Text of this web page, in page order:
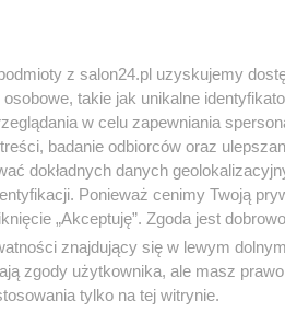
ją zobaczyć w
z salon24.pl uzyskujemy
takie jak unikalne
w celu zapewniania
badanie odbiorców oraz
dokładnych danych
Ponieważ cenimy Twoją
„Akceptuję”. Zgoda jest
znajdujący się w lewym
zgody użytkownika, ale masz
tylko na tej witrynie.